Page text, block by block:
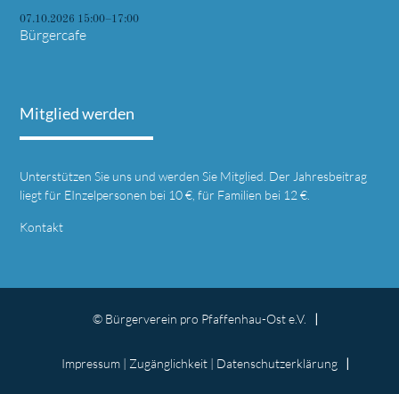
07.10.2026 15:00–17:00
Bürgercafe
Mitglied werden
Unterstützen Sie uns und werden Sie Mitglied. Der Jahresbeitrag
liegt für EInzelpersonen bei 10 €, für Familien bei 12 €.
Kontakt
© Bürgerverein pro Pfaffenhau-Ost e.V.
Impressum | Zugänglichkeit | Datenschutz­erklärung